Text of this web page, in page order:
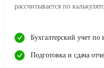
рассчитывается по
Бухгалтерский учет
Подготовка и сдача